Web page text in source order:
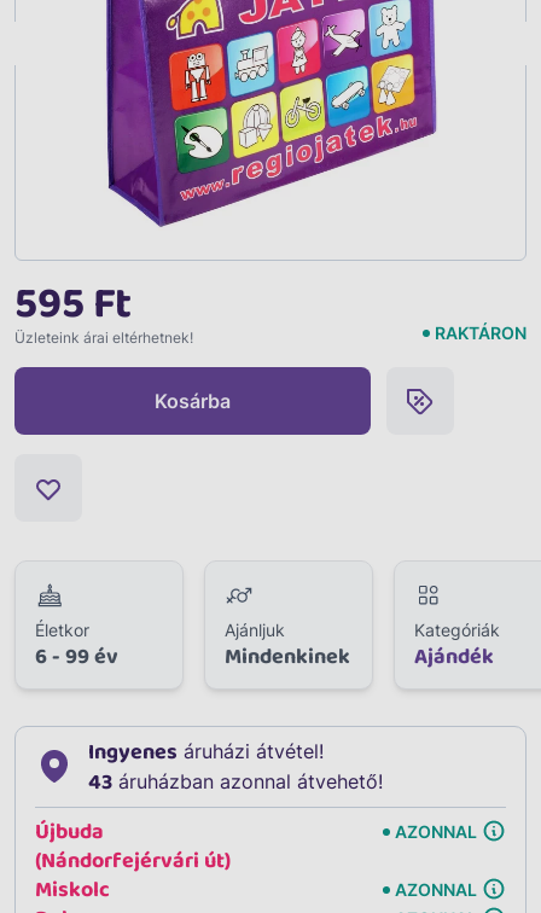
595 Ft
Üzleteink árai eltérhetnek! RAKTÁRON
Kosárba
Életkor
6 - 99 év
Ajánljuk
Mindenkinek
Kategóriák
Ajándék
Ingyenes áruházi átvétel!
43 áruházban azonnal átvehető!
Újbuda
(Nándorfejérvári út)
AZONNAL
Miskolc AZONNAL